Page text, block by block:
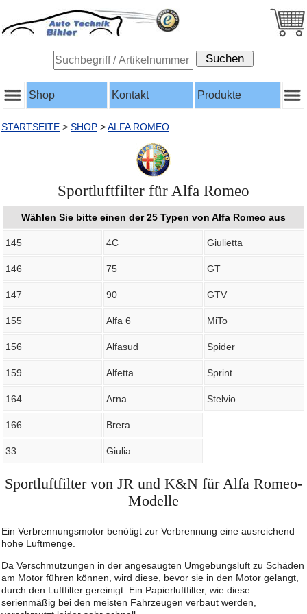
Shop Kontakt Produkte
STARTSEITE > SHOP >ALFA ROMEO
Sportluftfilter für Alfa Romeo
Wählen Sie bitte einen der 25 Typen von Alfa Romeo aus
145 4C Giulietta
146 75 GT
147 90 GTV
155 Alfa 6 MiTo
156 Alfasud Spider
159 Alfetta Sprint
164 Arna Stelvio
166 Brera
33 Giulia
Sportluftfilter von JR und K&N für Alfa Romeo-
Modelle
Ein Verbrennungsmotor benötigt zur Verbrennung eine ausreichend
hohe Luftmenge.
Da Verschmutzungen in der angesaugten Umgebungsluft zu Schäden
am Motor führen können, wird diese, bevor sie in den Motor gelangt,
durch den Luftfilter gereinigt. Ein Papierluftfilter, wie diese
serienmäßig bei den meisten Fahrzeugen verbaut werden,